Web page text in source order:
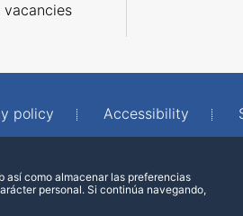
vacancies
policy Accessibility
así como almacenar las preferencias
personal. Si continúa navegando,